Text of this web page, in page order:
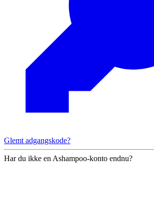
Glemt adgangskode?
Har du ikke en Ashampoo-konto endnu?